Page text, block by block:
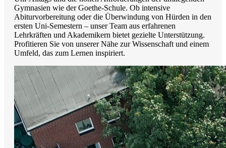
Gymnasien wie der Goethe-Schule. Ob intensive
Abiturvorbereitung oder die Überwindung von Hürden in den
ersten Uni-Semestern – unser Team aus erfahrenen
Lehrkräften und Akademikern bietet gezielte Unterstützung.
Profitieren Sie von unserer Nähe zur Wissenschaft und einem
Umfeld, das zum Lernen inspiriert.